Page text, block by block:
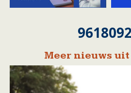
Meer nieuws